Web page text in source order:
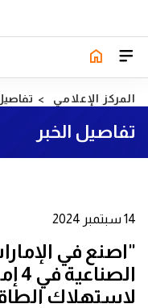
المركز الإعلامي
تفاصيل الخبر
14 سبتمبر 2024
"اصنع في
لاستهلاك